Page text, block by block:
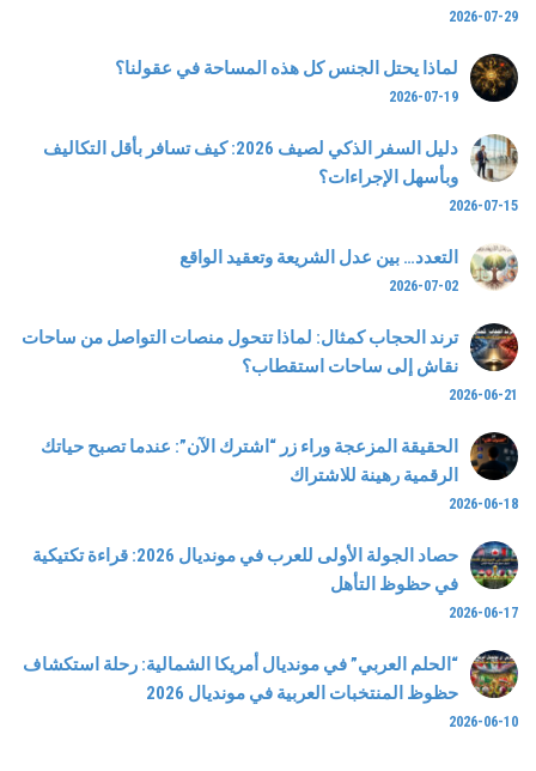
2026-07-29
لماذا يحتل الجنس كل هذه المساحة في عقولنا؟
2026-07-19
دليل السفر الذكي لصيف 2026: كيف تسافر بأقل التكاليف
وبأسهل الإجراءات؟
2026-07-15
التعدد… بين عدل الشريعة وتعقيد الواقع
2026-07-02
ترند الحجاب كمثال: لماذا تتحول منصات التواصل من ساحات
نقاش إلى ساحات استقطاب؟
2026-06-21
الحقيقة المزعجة وراء زر “اشترك الآن”: عندما تصبح حياتك
الرقمية رهينة للاشتراك
2026-06-18
حصاد الجولة الأولى للعرب في مونديال 2026: قراءة تكتيكية
في حظوظ التأهل
2026-06-17
“الحلم العربي” في مونديال أمريكا الشمالية: رحلة استكشاف
حظوظ المنتخبات العربية في مونديال 2026
2026-06-10